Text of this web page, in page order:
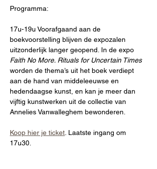
Programma:
17u-19u Voorafgaand aan de
boekvoorstelling blijven de expozalen
uitzonderlijk langer geopend. In de expo
Faith No More. Rituals for Uncertain Times
worden de thema’s uit het boek verdiept
aan de hand van middeleeuwse en
hedendaagse kunst, en kan je meer dan
vijftig kunstwerken uit de collectie van
Annelies Vanwalleghem bewonderen.
Koop hier je ticket . Laatste ingang om
17u30.